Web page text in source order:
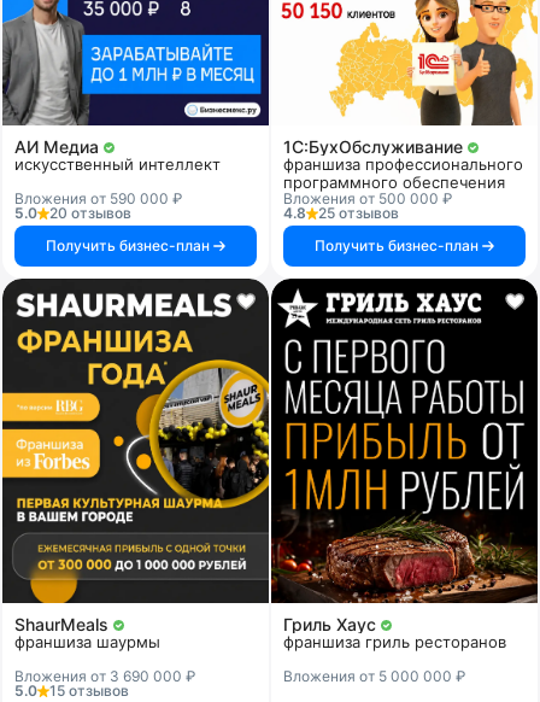
АИ Медиа
искусственный интеллект
Вложения от 590 000 ₽
5.0
20 отзывов
Получить бизнес-план
1C:БухОбслуживание
франшиза профессионального
программного обеспечения
Вложения от 500 000 ₽
4.8
25 отзывов
Получить бизнес-план
ShaurMeals
франшиза шаурмы
Вложения от 3 690 000 ₽
5.0
15 отзывов
Гриль Хаус
франшиза гриль ресторанов
Вложения от 5 000 000 ₽